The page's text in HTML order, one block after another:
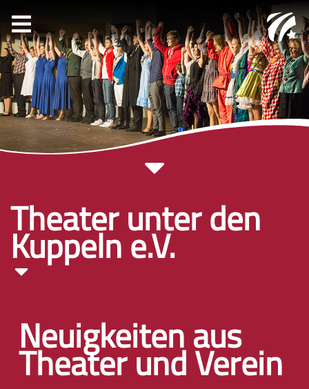
Theater unter den
Kuppeln e.V.
Neuigkeiten aus
Theater und Verein